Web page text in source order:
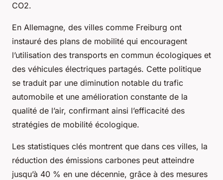
CO2.
En Allemagne, des villes comme Freiburg ont
instauré des plans de mobilité qui encouragent
l’utilisation des transports en commun écologiques et
des véhicules électriques partagés. Cette politique
se traduit par une diminution notable du trafic
automobile et une amélioration constante de la
qualité de l’air, confirmant ainsi l’efficacité des
stratégies de mobilité écologique.
Les statistiques clés montrent que dans ces villes, la
réduction des émissions carbones peut atteindre
jusqu’à 40 % en une décennie, grâce à des mesures